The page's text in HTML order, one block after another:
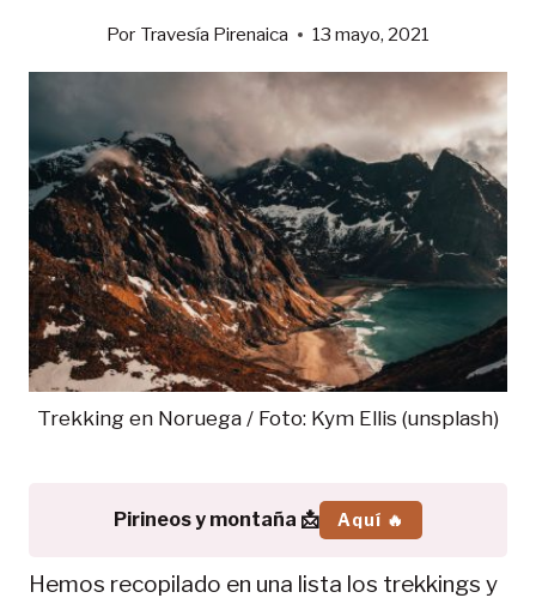
Por Travesía Pirenaica 13 mayo, 2021
Trekking en Noruega / Foto: Kym Ellis (unsplash)
Pirineos y montaña 📩 Aquí 🔥
Hemos recopilado en una lista los trekkings y